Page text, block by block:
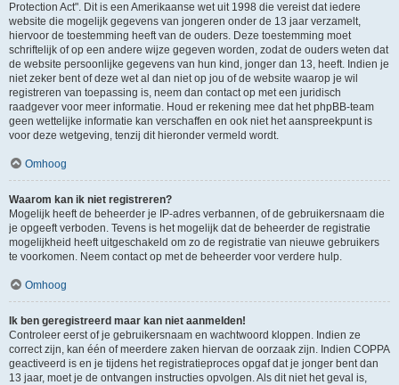
Protection Act". Dit is een Amerikaanse wet uit 1998 die vereist dat iedere
website die mogelijk gegevens van jongeren onder de 13 jaar verzamelt,
hiervoor de toestemming heeft van de ouders. Deze toestemming moet
schriftelijk of op een andere wijze gegeven worden, zodat de ouders weten dat
de website persoonlijke gegevens van hun kind, jonger dan 13, heeft. Indien je
niet zeker bent of deze wet al dan niet op jou of de website waarop je wil
registreren van toepassing is, neem dan contact op met een juridisch
raadgever voor meer informatie. Houd er rekening mee dat het phpBB-team
geen wettelijke informatie kan verschaffen en ook niet het aanspreekpunt is
voor deze wetgeving, tenzij dit hieronder vermeld wordt.
Omhoog
Waarom kan ik niet registreren?
Mogelijk heeft de beheerder je IP-adres verbannen, of de gebruikersnaam die
je opgeeft verboden. Tevens is het mogelijk dat de beheerder de registratie
mogelijkheid heeft uitgeschakeld om zo de registratie van nieuwe gebruikers
te voorkomen. Neem contact op met de beheerder voor verdere hulp.
Omhoog
Ik ben geregistreerd maar kan niet aanmelden!
Controleer eerst of je gebruikersnaam en wachtwoord kloppen. Indien ze
correct zijn, kan één of meerdere zaken hiervan de oorzaak zijn. Indien COPPA
geactiveerd is en je tijdens het registratieproces opgaf dat je jonger bent dan
13 jaar, moet je de ontvangen instructies opvolgen. Als dit niet het geval is,